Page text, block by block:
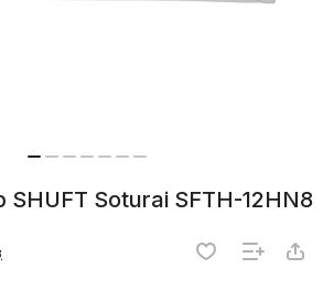
SHUFT Soturai SFTH-12HN8